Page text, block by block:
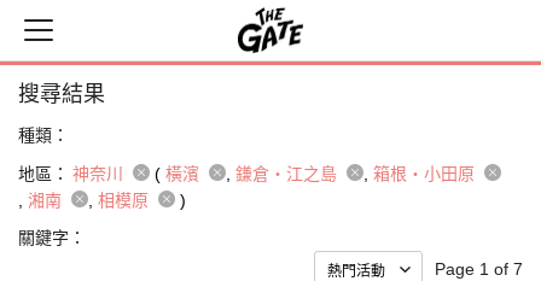
搜尋結果
種類：
地區： 神奈川 ( 橫濱 鎌倉・江之島
箱根・小田原
湘南
相模原
)
關鍵字：
Page 1 of 7